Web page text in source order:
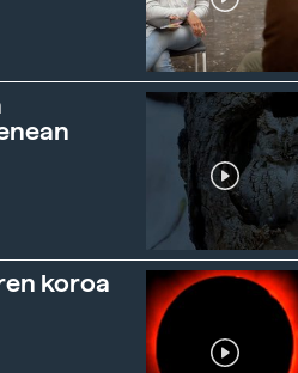
koroa